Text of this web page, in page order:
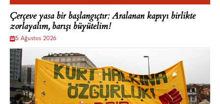
Çerçeve yasa bir başlangıçtır: Aralanan kapıyı birlikte
zorlayalım, barışı büyütelim!
5 Ağustos 2026